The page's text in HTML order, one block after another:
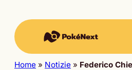
Home » Notizie » Federico